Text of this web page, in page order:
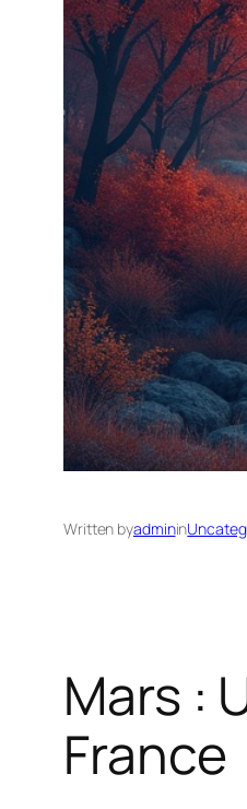
Written byadminin
Mars :
France